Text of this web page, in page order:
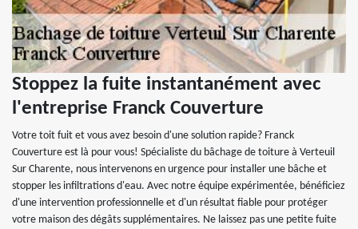
Stoppez la fuite instantanément avec
l'entreprise Franck Couverture
Votre toit fuit et vous avez besoin d'une solution rapide? Franck
Couverture est là pour vous! Spécialiste du bâchage de toiture à Verteuil
Sur Charente, nous intervenons en urgence pour installer une bâche et
stopper les infiltrations d'eau. Avec notre équipe expérimentée, bénéficiez
d'une intervention professionnelle et d'un résultat fiable pour protéger
votre maison des dégâts supplémentaires. Ne laissez pas une petite fuite